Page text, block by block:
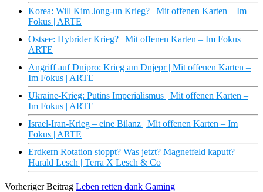
Korea: Will Kim Jong-un Krieg? | Mit offenen Karten – Im
Fokus | ARTE
Ostsee: Hybrider Krieg? | Mit offenen Karten – Im Fokus |
ARTE
Angriff auf Dnipro: Krieg am Dnjepr | Mit offenen Karten –
Im Fokus | ARTE
Ukraine-Krieg: Putins Imperialismus | Mit offenen Karten –
Im Fokus | ARTE
Israel-Iran-Krieg – eine Bilanz | Mit offenen Karten – Im
Fokus | ARTE
Erdkern Rotation stoppt? Was jetzt? Magnetfeld kaputt? |
Harald Lesch | Terra X Lesch & Co
Vorheriger Beitrag Leben retten dank Gaming